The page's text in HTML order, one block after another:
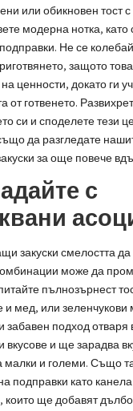
или обикновен тост
модерна нотка, като
Не се
защото
ценности, докато ги
от готвенето.
си и споделете тези
да разгледате
за още повече
с
закуски смелостта
може да
пълнозърнест
и мед, или
забавен подход отваря
вкусове и ще зарадва
малки и големи. Също
подправки като
ще добавят